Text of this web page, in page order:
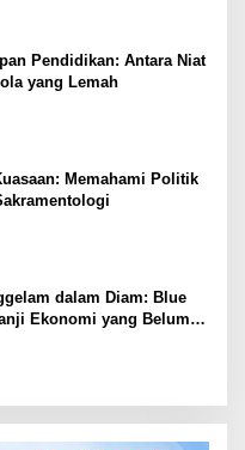
Pendidikan: Antara Niat
yang Lemah
Memahami Politik
dalam Diam: Blue
Ekonomi yang Belum